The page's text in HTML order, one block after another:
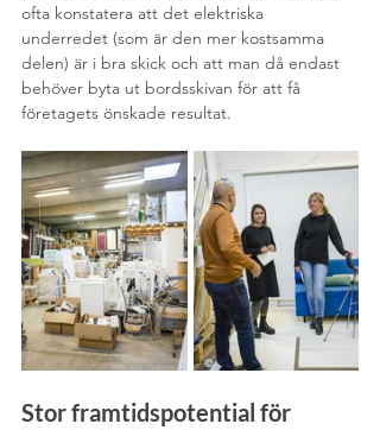
ofta konstatera att det elektriska
underredet (som är den mer kostsamma
delen) är i bra skick och att man då endast
behöver byta ut bordsskivan för att få
företagets önskade resultat.
Stor framtidspotential för